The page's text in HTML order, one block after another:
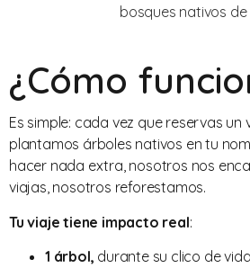
bosques nativos de
¿Cómo
Es simple: cada vez que reservas
plantamos árboles nativos en tu
hacer nada extra, nosotros nos
viajas, nosotros reforestamos.
Tu viaje tiene impacto real:
1 árbol, durante su clico de